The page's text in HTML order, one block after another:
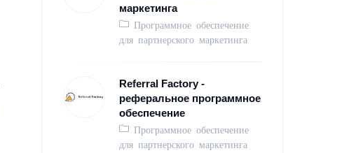
маркетинга
Программное обеспечение
для партнерского маркетинга
Referral Factory -
реферальное программное
обеспечение
Программное обеспечение
для партнерского маркетинга